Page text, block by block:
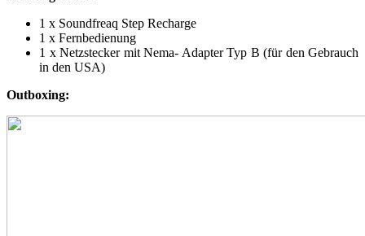
1 x Soundfreaq Step Recharge
1 x Fernbedienung
1 x Netzstecker mit Nema- Adapter Typ B (für den Gebrauch
in den USA)
Outboxing: